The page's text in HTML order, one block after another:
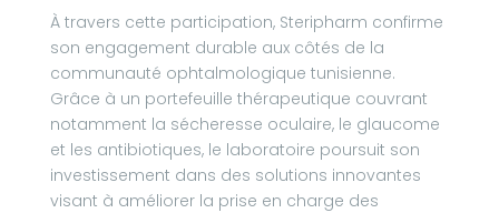
À travers cette participation, Steripharm confirme
son engagement durable aux côtés de la
communauté ophtalmologique tunisienne.
Grâce à un portefeuille thérapeutique couvrant
notamment la sécheresse oculaire, le glaucome
et les antibiotiques, le laboratoire poursuit son
investissement dans des solutions innovantes
visant à améliorer la prise en charge des